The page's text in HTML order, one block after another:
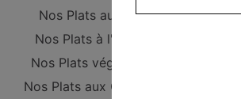
Nos Plats au Boeuf
Nos Plats à l'Agneau
Nos Plats végétariens
Nos Plats aux Crevettes